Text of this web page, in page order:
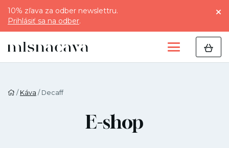
10% zľava za odber newslettru.
Prihlásiť sa na odber.
/ Káva / Decaff
E-shop